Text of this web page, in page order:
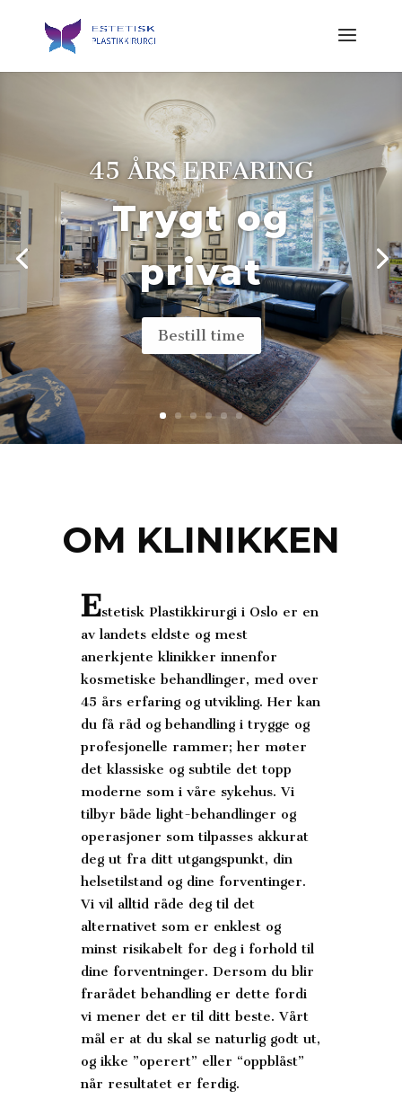
45 ÅRS ERFARING
Trygt og
privat
Bestill time
OM KLINIKKEN
Estetisk Plastikkirurgi i Oslo er en
av landets eldste og mest
anerkjente klinikker innenfor
kosmetiske behandlinger, med over
45 års erfaring og utvikling. Her kan
du få råd og behandling i trygge og
profesjonelle rammer; her møter
det klassiske og subtile det topp
moderne som i våre sykehus. Vi
tilbyr både light-behandlinger og
operasjoner som tilpasses akkurat
deg ut fra ditt utgangspunkt, din
helsetilstand og dine forventinger.
Vi vil alltid råde deg til det
alternativet som er enklest og
minst risikabelt for deg i forhold til
dine forventninger. Dersom du blir
frarådet behandling er dette fordi
vi mener det er til ditt beste. Vårt
mål er at du skal se naturlig godt ut,
og ikke ”operert” eller “oppblåst”
når resultatet er ferdig.